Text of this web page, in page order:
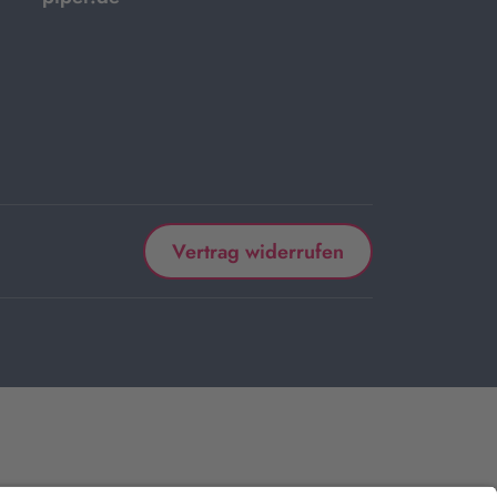
Vertrag widerrufen